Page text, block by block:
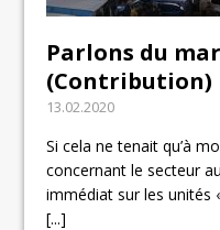
Parlons du
(Contribution)
13.02.2020
Si cela ne tenait qu’à
concernant le secteur
immédiat sur les unités
[...]